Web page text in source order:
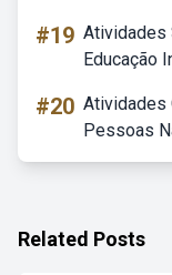
#19 Atividades
Educação
#20 Atividades
Pessoas
Related Posts